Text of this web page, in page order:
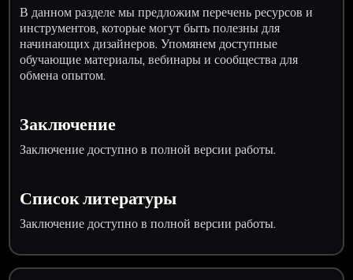
В данном разделе мы предложим перечень ресурсов и
инструментов, которые могут быть полезны для
начинающих дизайнеров. Упомянем доступные
обучающие материалы, вебинары и сообщества для
обмена опытом.
Заключение
Заключение доступно в полной версии работы.
Список литературы
Заключение доступно в полной версии работы.